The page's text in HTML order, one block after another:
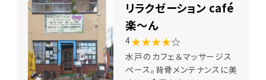
リラクゼーション café
楽～ん
4★★★★☆
水戸のカフェ＆マッサージス
ペース。背骨メンテナンスに美